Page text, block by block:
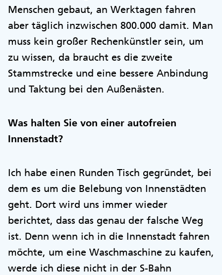
Menschen gebaut, an Werktagen fahren
aber täglich inzwischen 800.000 damit. Man
muss kein großer Rechenkünstler sein, um
zu wissen, da braucht es die zweite
Stammstrecke und eine bessere Anbindung
und Taktung bei den Außenästen.
Was halten Sie von einer autofreien
Innenstadt?
Ich habe einen Runden Tisch gegründet, bei
dem es um die Belebung von Innenstädten
geht. Dort wird uns immer wieder
berichtet, dass das genau der falsche Weg
ist. Denn wenn ich in die Innenstadt fahren
möchte, um eine Waschmaschine zu kaufen,
werde ich diese nicht in der S-Bahn